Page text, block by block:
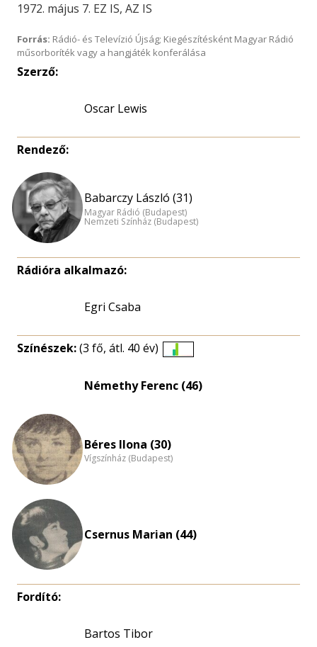
1972. május 7. EZ IS, AZ IS
Forrás: Rádió- és Televízió Újság; Kiegészítésként Magyar Rádió
műsorboríték vagy a hangjáték konferálása
Szerző:
Oscar Lewis
Rendező:
Babarczy László (31)
Magyar Rádió (Budapest)
Nemzeti Színház (Budapest)
Rádióra alkalmazó:
Egri Csaba
Színészek:(3 fő, átl. 40 év)
eloszlás
Némethy Ferenc (46)
Béres Ilona (30)
Vígszínház (Budapest)
Csernus Marian (44)
Fordító:
Bartos Tibor